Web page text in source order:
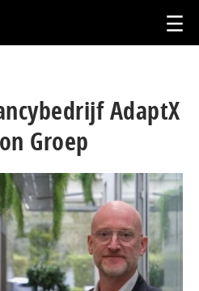
AdaptX
Groep